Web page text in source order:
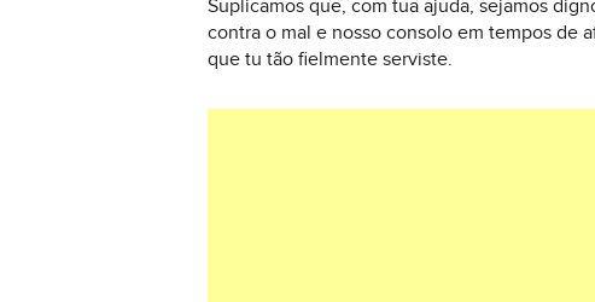
Suplicamos que, com tua ajuda, sejamos
contra o mal e nosso consolo em tempos de
que tu tão fielmente serviste.